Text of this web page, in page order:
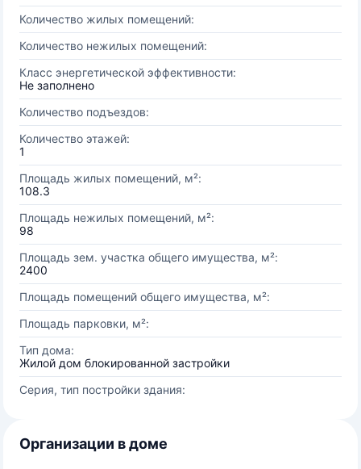
Количество жилых помещений:
Количество нежилых помещений:
Класс энергетической эффективности:
Не заполнено
Количество подъездов:
Количество этажей:
1
Площадь жилых помещений, м²:
108.3
Площадь нежилых помещений, м²:
98
Площадь зем. участка общего имущества, м²:
2400
Площадь помещений общего имущества, м²:
Площадь парковки, м²:
Тип дома:
Жилой дом блокированной застройки
Серия, тип постройки здания:
Организации в доме